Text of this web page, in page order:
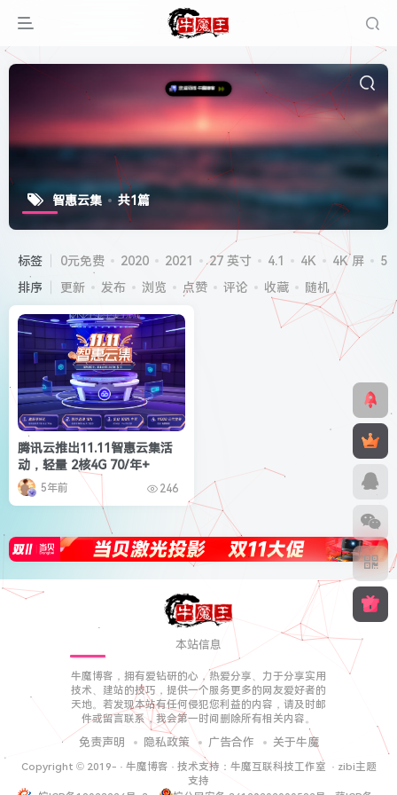
智惠云集 共1篇
标签 0元免费 2020 2021 27 英寸 4.1 4K 4K 屏
5G
排序
更新 发布 浏览 点赞 评论 收藏 随机
腾讯云推出11.11智惠云集活
动，轻量 2核4G 70/年+
5年前 246
本站信息
牛魔博客，拥有爱钻研的心，热爱分享、力于分享实用
技术、建站的技巧，提供一个服务更多的网友爱好者的
天地。若发现本站有任何侵犯您利益的内容，请及时邮
件或留言联系，我会第一时间删除所有相关内容。
免责声明 隐私政策 广告合作 关于牛魔
Copyright © 2019- · 牛魔博客 · 技术支持： 牛魔互联科技工作室 · zibi主题
支持